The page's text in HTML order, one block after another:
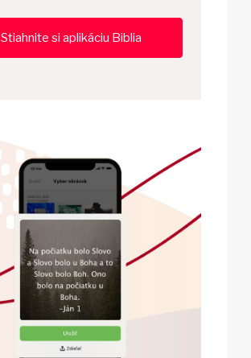
Stiahnite si aplikáciu Biblia